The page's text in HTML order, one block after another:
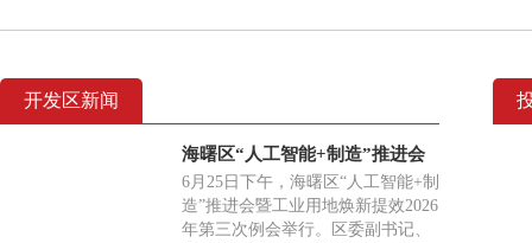
开发区新闻
海曙区“人工智能+制造”推进会
暨工业用地焕新提效2026年第三
次例会举行
6月25日下午，海曙区“人工智能+制
造”推进会暨工业用地焕新提效2026
年第三次例会举行。区委副书记、